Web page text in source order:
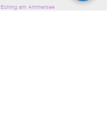
Eching am Ammersee